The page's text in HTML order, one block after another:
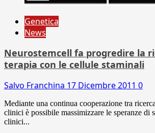
Genetica
News
Neurostemcell fa progredire la
terapia con le cellule staminali
Salvo Franchina 17 Dicembre 2011 0
Mediante una continua cooperazione tra
clinici è possibile massimizzare le speranze di
clinici...